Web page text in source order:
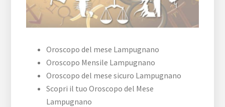
Oroscopo del mese Lampugnano
Oroscopo Mensile Lampugnano
Oroscopo del mese sicuro Lampugnano
Scopri il tuo Oroscopo del Mese
Lampugnano